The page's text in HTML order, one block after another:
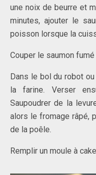
une noix de beurre et
minutes, ajouter le
poisson lorsque la
Couper le saumon
Dans le bol du robot
la farine. Verser
Saupoudrer de la
alors le fromage râpé,
de la poêle.
Remplir un moule à